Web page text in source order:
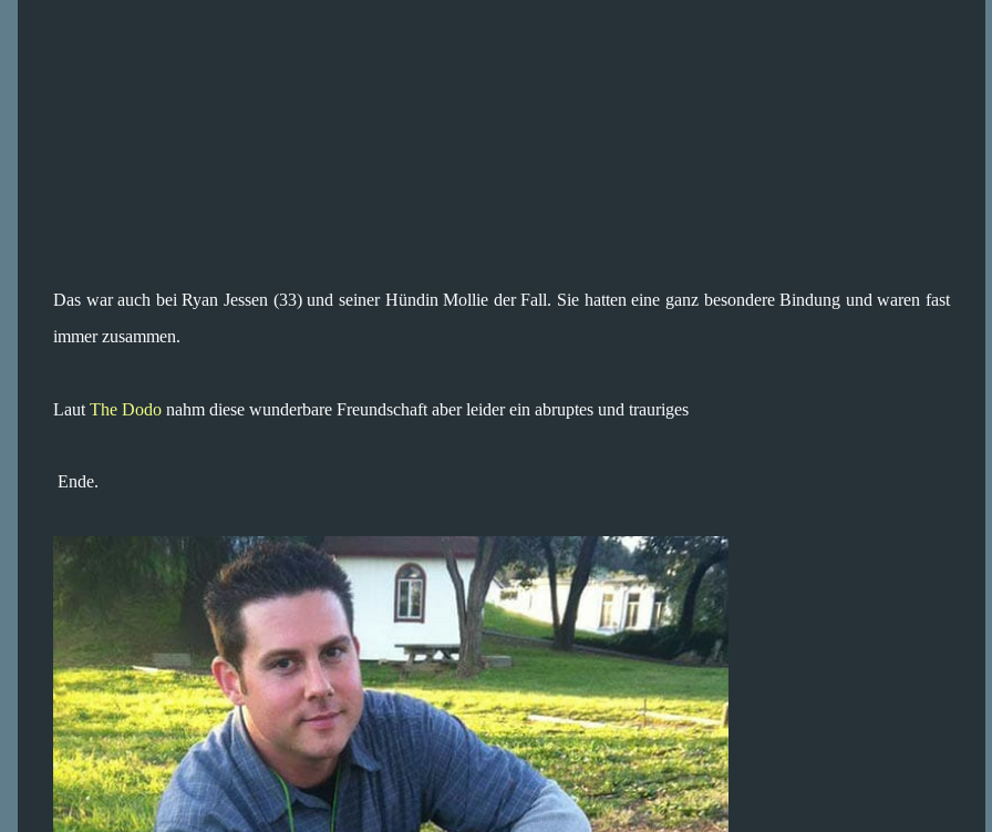
Das war auch bei Ryan Jessen (33) und seiner Hündin Mollie der Fall. Sie hatten eine ganz besondere Bindung und waren fast
immer zusammen.
Laut The Dodo nahm diese wunderbare Freundschaft aber leider ein abruptes und trauriges
Ende.